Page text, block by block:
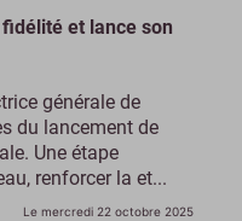
et lance son
générale de
du lancement de
Une étape
renforcer la et...
Le mercredi 22 octobre 2025